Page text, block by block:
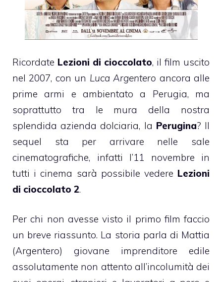
Ricordate Lezioni di cioccolato, il film uscito
nel 2007, con un Luca Argentero ancora alle
prime armi e ambientato a Perugia, ma
soprattutto tra le mura della nostra
splendida azienda dolciaria, la Perugina? Il
sequel sta per arrivare nelle sale
cinematografiche, infatti l’11 novembre in
tutti i cinema sarà possibile vedere Lezioni
di cioccolato 2.
Per chi non avesse visto il primo film faccio
un breve riassunto. La storia parla di Mattia
(Argentero) giovane imprenditore edile
assolutamente non attento all’incolumità dei